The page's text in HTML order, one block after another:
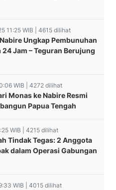
11:25 WIB | 4615 dilihat
Ungkap Pembunuhan
Jam – Teguran Berujung
WIB | 4272 dilihat
Monas ke Nabire Resmi
Papua Tengah
WIB | 4215 dilihat
Tindak Tegas: 2 Anggota
dalam Operasi Gabungan
WIB | 4015 dilihat